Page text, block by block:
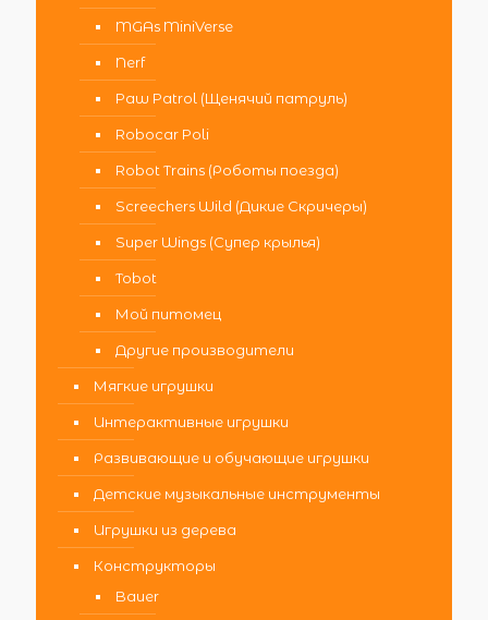
MGAs MiniVerse
Nerf
Paw Patrol (Щенячий патруль)
Robocar Poli
Robot Trains (Роботы поезда)
Screechers Wild (Дикие Скричеры)
Super Wings (Супер крылья)
Tobot
Мой питомец
Другие производители
Мягкие игрушки
Интерактивные игрушки
Развивающие и обучающие игрушки
Детские музыкальные инструменты
Игрушки из дерева
Конструкторы
Bauer